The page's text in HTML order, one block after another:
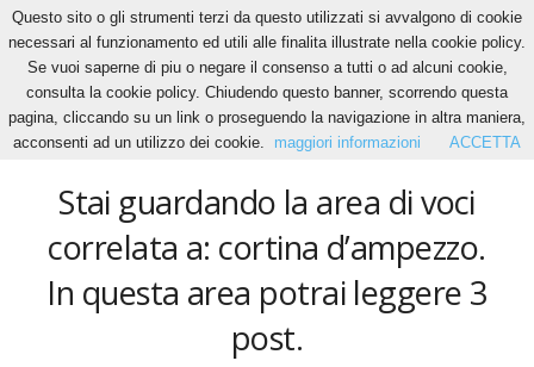
Home Tags Cortina d’ampezzo
cortina d’ampezzo
Stai guardando la area di voci
correlata a: cortina d’ampezzo.
In questa area potrai leggere 3
post.
Questo sito o gli strumenti terzi da questo utilizzati si avvalgono di cookie
necessari al funzionamento ed utili alle finalita illustrate nella cookie policy.
Se vuoi saperne di piu o negare il consenso a tutti o ad alcuni cookie,
consulta la cookie policy. Chiudendo questo banner, scorrendo questa
pagina, cliccando su un link o proseguendo la navigazione in altra maniera,
acconsenti ad un utilizzo dei cookie.
maggiori informazioni ACCETTA